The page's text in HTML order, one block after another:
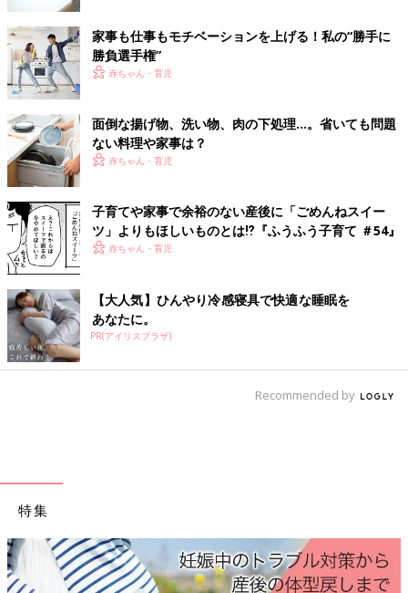
出典：Instagramアカウント「yotuba___life」
よつばさんがダイソーで見つけたのは、鍋やフライパンのフタに
つけて使うスタンド。装着するとフタが自立するのでキッチンの
スペースが広く使えるようになるそう。小さいので洗い物も増え
ないのもGOODなポイント！
車内でもお部屋でも使える！シートフック
出典：Instagramアカウント「schan_mama」
家事も仕事もモチベーションを上げる！私の“勝手に
勝負選手権”
赤ちゃん・育児
面倒な揚げ物、洗い物、肉の下処理…。省いても問題
ない料理や家事は？
赤ちゃん・育児
子育てや家事で余裕のない産後に「ごめんねスイー
ツ」よりもほしいものとは⁉︎『ふうふう子育て ＃54』
赤ちゃん・育児
【大人気】ひんやり冷感寝具で快適な睡眠を
あなたに。
PR(アイリスプラザ)
Recommended by
特集